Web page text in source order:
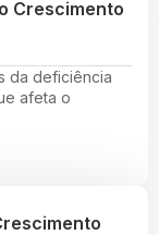
Crescimento
da deficiência
afeta o